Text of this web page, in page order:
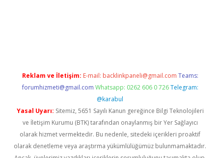
Reklam ve İletişim: E-mail: backlinkpaneli@gmail.com Teams:
forumhizmeti@gmail.com Whatsapp: 0262 606 0 726 Telegram:
@karabul
Yasal Uyarı: Sitemiz, 5651 Sayılı Kanun gereğince Bilgi Teknolojileri
ve İletişim Kurumu (BTK) tarafından onaylanmış bir Yer Sağlayıcı
olarak hizmet vermektedir. Bu nedenle, sitedeki içerikleri proaktif
olarak denetleme veya araştırma yükümlülüğümüz bulunmamaktadır.